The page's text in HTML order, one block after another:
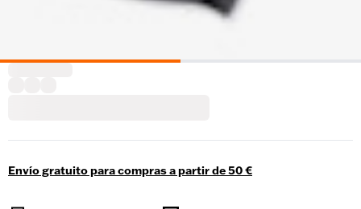
Envío gratuito para compras a partir de 50 €